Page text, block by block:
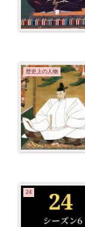
歴史上の人物
24